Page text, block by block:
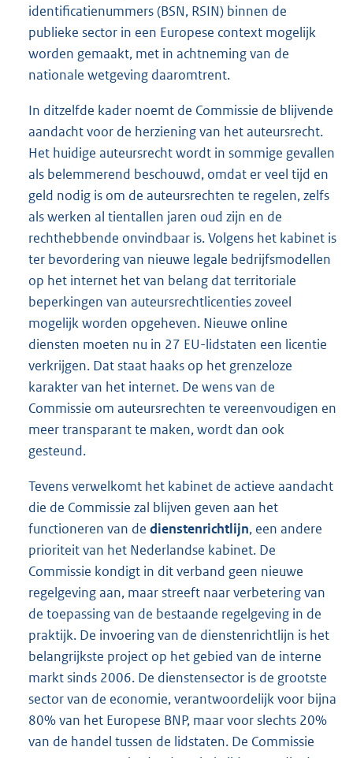
identificatienummers (BSN, RSIN) binnen de
publieke sector in een Europese context mogelijk
worden gemaakt, met in achtneming van de
nationale wetgeving daaromtrent.
In ditzelfde kader noemt de Commissie de blijvende
aandacht voor de herziening van het auteursrecht.
Het huidige auteursrecht wordt in sommige gevallen
als belemmerend beschouwd, omdat er veel tijd en
geld nodig is om de auteursrechten te regelen, zelfs
als werken al tientallen jaren oud zijn en de
rechthebbende onvindbaar is. Volgens het kabinet is
ter bevordering van nieuwe legale bedrijfsmodellen
op het internet het van belang dat territoriale
beperkingen van auteursrechtlicenties zoveel
mogelijk worden opgeheven. Nieuwe online
diensten moeten nu in 27 EU-lidstaten een licentie
verkrijgen. Dat staat haaks op het grenzeloze
karakter van het internet. De wens van de
Commissie om auteursrechten te vereenvoudigen en
meer transparant te maken, wordt dan ook
gesteund.
Tevens verwelkomt het kabinet de actieve aandacht
die de Commissie zal blijven geven aan het
functioneren van de dienstenrichtlijn, een andere
prioriteit van het Nederlandse kabinet. De
Commissie kondigt in dit verband geen nieuwe
regelgeving aan, maar streeft naar verbetering van
de toepassing van de bestaande regelgeving in de
praktijk. De invoering van de dienstenrichtlijn is het
belangrijkste project op het gebied van de interne
markt sinds 2006. De dienstensector is de grootste
sector van de economie, verantwoordelijk voor bijna
80% van het Europese BNP, maar voor slechts 20%
van de handel tussen de lidstaten. De Commissie